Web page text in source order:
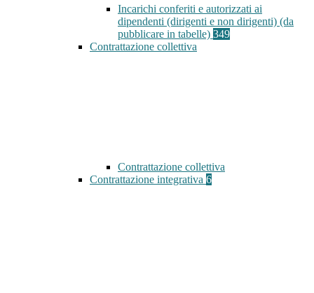
Incarichi conferiti e autorizzati ai
dipendenti (dirigenti e non dirigenti) (da
pubblicare in tabelle) 349
Contrattazione collettiva
Contrattazione collettiva
Contrattazione integrativa 6